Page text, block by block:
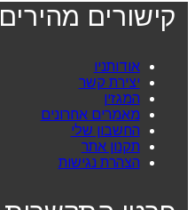
קישורים מהירים
אודותניו
יצירת קשר
המגזין
מאמרים אחרונים
החשבון שלי
תקנון אתר
הצהרת נגישות